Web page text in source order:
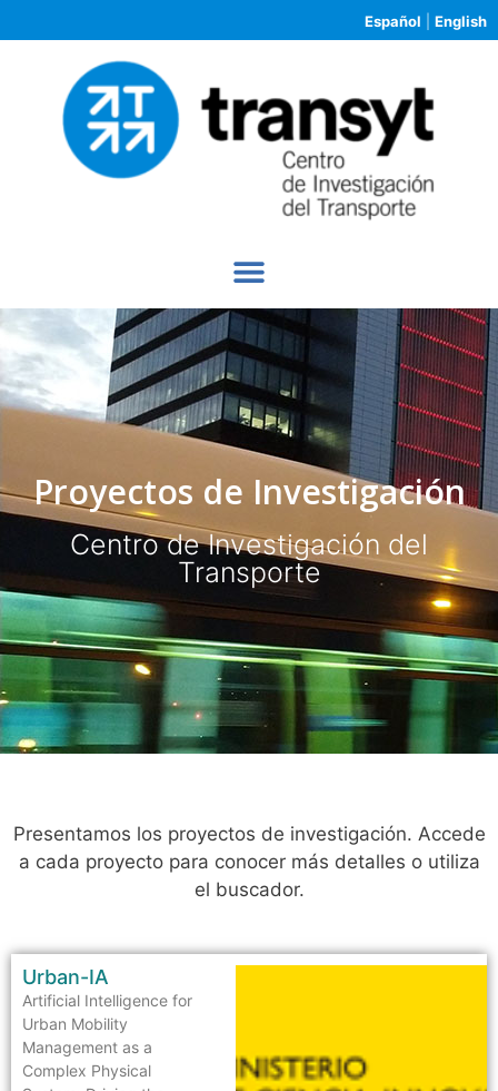
Español English
Proyectos de Investigación
Centro de Investigación del
Transporte
Presentamos los proyectos de investigación. Accede
a cada proyecto para conocer más detalles o utiliza
el buscador.
Urban-IA
Artificial Intelligence for
Urban Mobility
Management as a
Complex Physical